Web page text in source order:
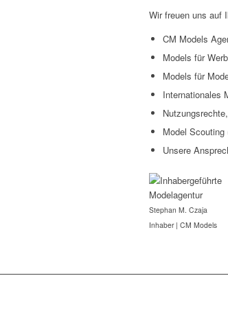
Wir freuen uns auf
CM Models
Models für
Models für
Internationales
Model Scouting
Unsere
Stephan M. Czaja
Inhaber | CM Models